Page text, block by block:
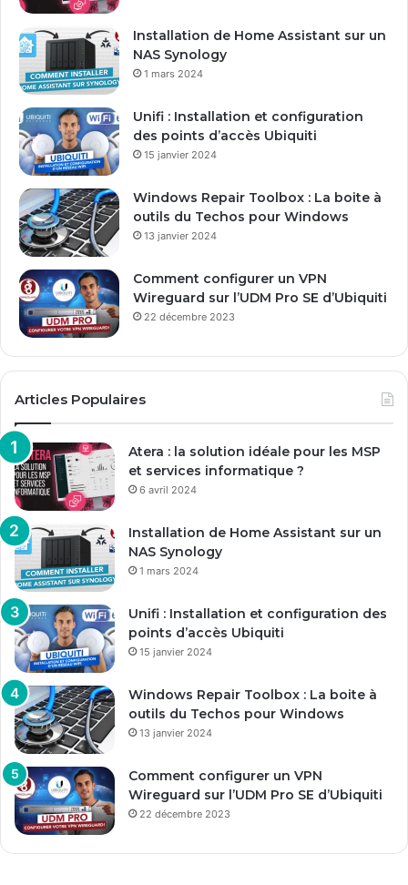
s
e
m
a
Installation de Home Assistant sur un
NAS Synology
1 mars 2024
Unifi : Installation et configuration
des points d’accès Ubiquiti
15 janvier 2024
Windows Repair Toolbox : La boite à
outils du Techos pour Windows
13 janvier 2024
Comment configurer un VPN
Wireguard sur l’UDM Pro SE d’Ubiquiti
22 décembre 2023
Articles Populaires
Atera : la solution idéale pour les MSP
et services informatique ?
6 avril 2024
Installation de Home Assistant sur un
NAS Synology
1 mars 2024
Unifi : Installation et configuration des
points d’accès Ubiquiti
15 janvier 2024
Windows Repair Toolbox : La boite à
outils du Techos pour Windows
13 janvier 2024
Comment configurer un VPN
Wireguard sur l’UDM Pro SE d’Ubiquiti
22 décembre 2023